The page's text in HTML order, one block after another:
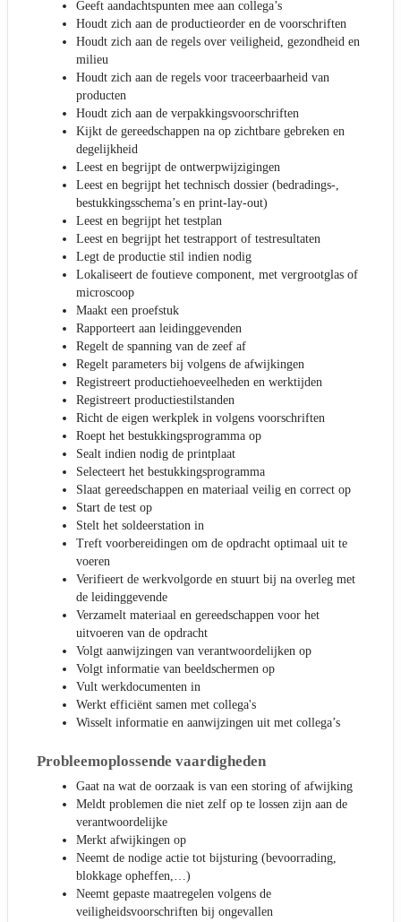
Geeft aandachtspunten mee aan collega’s
Houdt zich aan de productieorder en de voorschriften
Houdt zich aan de regels over veiligheid, gezondheid en
milieu
Houdt zich aan de regels voor traceerbaarheid van
producten
Houdt zich aan de verpakkingsvoorschriften
Kijkt de gereedschappen na op zichtbare gebreken en
degelijkheid
Leest en begrijpt de ontwerpwijzigingen
Leest en begrijpt het technisch dossier (bedradings-,
bestukkingsschema’s en print-lay-out)
Leest en begrijpt het testplan
Leest en begrijpt het testrapport of testresultaten
Legt de productie stil indien nodig
Lokaliseert de foutieve component, met vergrootglas of
microscoop
Maakt een proefstuk
Rapporteert aan leidinggevenden
Regelt de spanning van de zeef af
Regelt parameters bij volgens de afwijkingen
Registreert productiehoeveelheden en werktijden
Registreert productiestilstanden
Richt de eigen werkplek in volgens voorschriften
Roept het bestukkingsprogramma op
Sealt indien nodig de printplaat
Selecteert het bestukkingsprogramma
Slaat gereedschappen en materiaal veilig en correct op
Start de test op
Stelt het soldeerstation in
Treft voorbereidingen om de opdracht optimaal uit te
voeren
Verifieert de werkvolgorde en stuurt bij na overleg met
de leidinggevende
Verzamelt materiaal en gereedschappen voor het
uitvoeren van de opdracht
Volgt aanwijzingen van verantwoordelijken op
Volgt informatie van beeldschermen op
Vult werkdocumenten in
Werkt efficiënt samen met collega's
Wisselt informatie en aanwijzingen uit met collega’s
Probleemoplossende vaardigheden
Gaat na wat de oorzaak is van een storing of afwijking
Meldt problemen die niet zelf op te lossen zijn aan de
verantwoordelijke
Merkt afwijkingen op
Neemt de nodige actie tot bijsturing (bevoorrading,
blokkage opheffen,…)
Neemt gepaste maatregelen volgens de
veiligheidsvoorschriften bij ongevallen